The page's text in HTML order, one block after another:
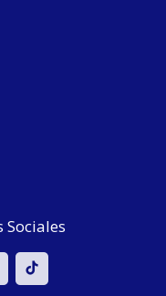
Sociales